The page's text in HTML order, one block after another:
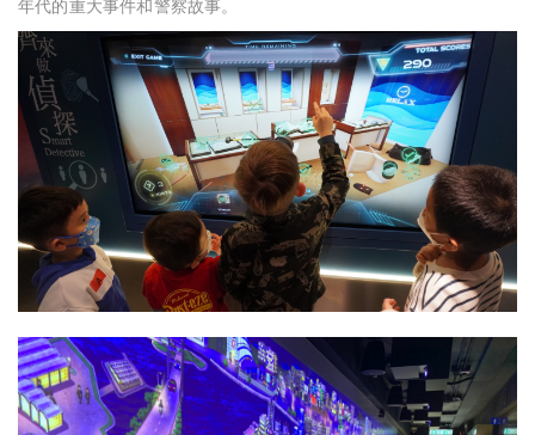
年代的重大事件和警察故事。